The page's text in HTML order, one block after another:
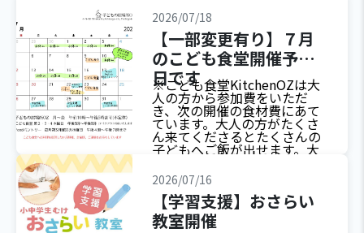
す。
2026/07/18
【一部変更有り】７月
のこども食堂開催予定
日です
※こども食堂KitchenOZは大
人の方から参加費をいただ
き、次の開催の食材費にあて
ています。大人の方がたくさ
ん来てくださるとたくさんの
子どもへご飯が出せます。大
す。
2026/07/16
【学習支援】おさらい
教室開催